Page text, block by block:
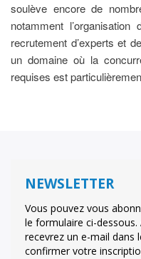
soulève encore de
notamment
recrutement d’experts et
un domaine où la
requises est
NEWSLETTER
Vous pouvez vous
le formulaire ci-
recevrez un e-mail dans
confirmer votre